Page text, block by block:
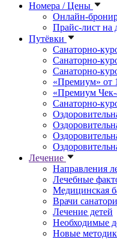
Номера / Цены
Онлайн-
Прайс-лист на
Путёвки
Санаторно-
Санаторно-
Санаторно-
«Премиум» от
«Премиум Чек-
Санаторно-
Лечение
Направления
Лечебные
Медицинская
Врачи
Лечение детей
Необходимые
Новые